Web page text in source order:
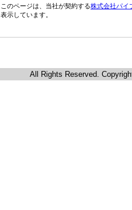
このページは、当社が契約する株式会社パイ
表示しています。
All Rights Reserved.